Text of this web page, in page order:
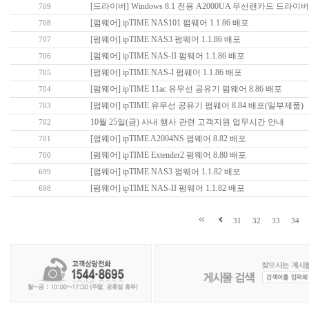
709 [드라이버] Windows 8.1 전용 A2000UA 무선랜카드 드라이
708 [펌웨어] ipTIME NAS101 펌웨어 1.1.86 배포
707 [펌웨어] ipTIME NAS3 펌웨어 1.1.86 배포
706 [펌웨어] ipTIME NAS-II 펌웨어 1.1.86 배포
705 [펌웨어] ipTIME NAS-I 펌웨어 1.1.86 배포
704 [펌웨어] ipTIME 11ac 유무선 공유기 펌웨어 8.86 배포
703 [펌웨어] ipTIME 유무선 공유기 펌웨어 8.84 배포(일부제품)
702 10월 25일(금) 사내 행사 관련 고객지원 업무시간 안내
701 [펌웨어] ipTIME A2004NS 펌웨어 8.82 배포
700 [펌웨어] ipTIME Extender2 펌웨어 8.80 배포
699 [펌웨어] ipTIME NAS3 펌웨어 1.1.82 배포
698 [펌웨어] ipTIME NAS-II 펌웨어 1.1.82 배포
31 32 33 34